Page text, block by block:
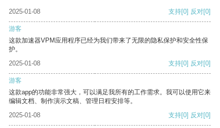
2025-01-08 支持[0] 反对[0]
游客
这款加速器VPM应用程序已经为我们带来了无限的隐私保护和安全性保
护。
2025-01-08
支持[0] 反对[0]
游客
这款app的功能非常强大，可以满足我所有的工作需求。我可以使用它来
编辑文档、制作演示文稿、管理日程安排等。
2025-01-08
支持[0] 反对[0]